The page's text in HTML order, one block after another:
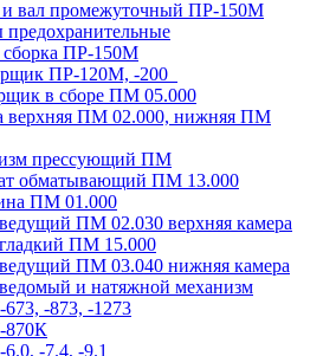
вал промежуточный ПР-150М
ПР-150М
ПР-120М, -200
в сборе ПМ 05.000
верхняя ПМ 02.000, нижняя ПМ
прессующий ПМ
обматывающий ПМ 13.000
ПМ 01.000
ПМ 02.030 верхняя камера
ПМ 15.000
ПМ 03.040 нижняя камера
и натяжной механизм
-873, -1273
-7.4, -9.1